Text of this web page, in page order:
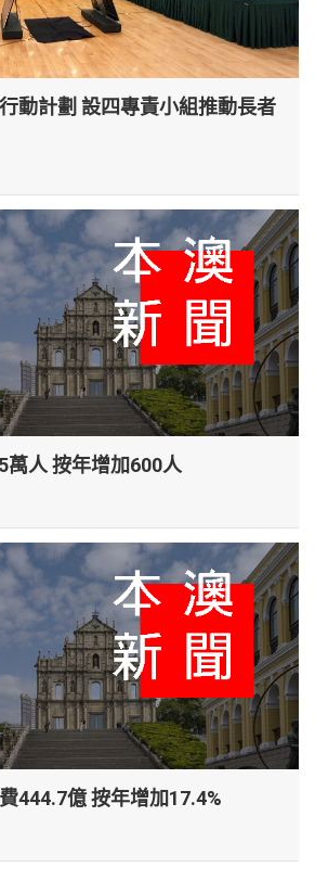
動計劃 設四專責小組推動長者
萬人 按年增加600人
444.7億 按年增加17.4%